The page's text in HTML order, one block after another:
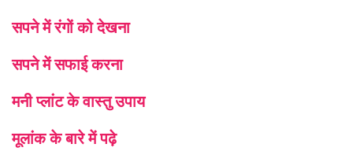
सपने में रंगों को देखना
सपने में सफाई करना
मनी प्लांट के वास्तु उपाय
मूलांक के बारे में पढ़े